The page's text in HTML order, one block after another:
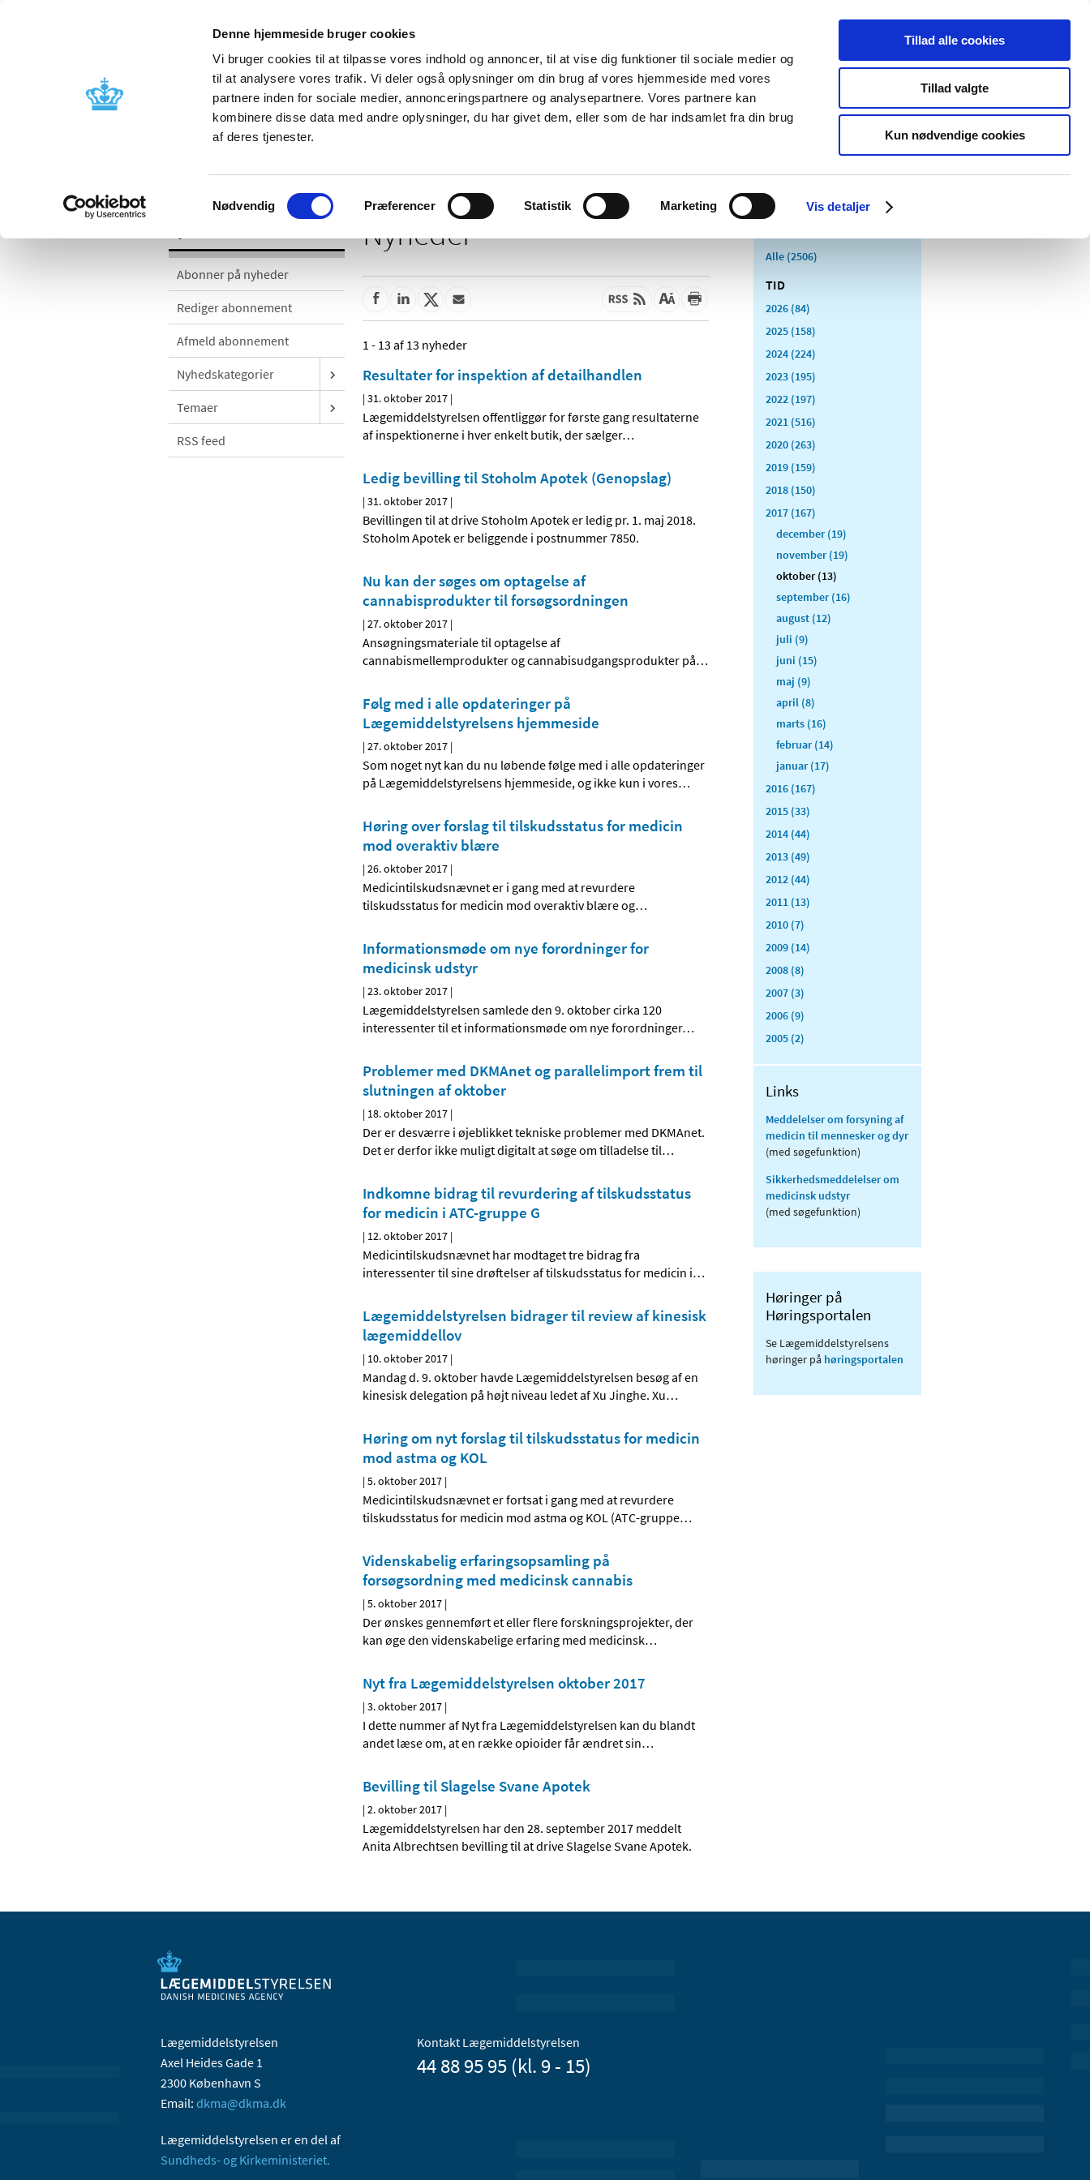
Denne hjemmeside bruger cookies
Vi bruger cookies til at tilpasse vores indhold og annoncer, til at vise dig funktioner til sociale medier og
til at analysere vores trafik. Vi deler også oplysninger om din brug af vores hjemmeside med vores
partnere inden for sociale medier, annonceringspartnere og analysepartnere. Vores partnere kan
kombinere disse data med andre oplysninger, du har givet dem, eller som de har indsamlet fra din brug
af deres tjenester.
Samtykkevalg
Nødvendig Præferencer Statistik Marketing Vis detaljer
Tillad alle cookies
Tillad valgte
Kun nødvendige cookies
Nyheder Om os Kontakt Udgivelser
Godkendelse og
Bivirkninger og
produktinformation
Tilskud og
Apoteker og salg af
Medicinsk
Særlige
produktområder
Abonner på nyheder
Rediger abonnement
Afmeld abonnement
Nyhedskategorier
Temaer
RSS feed
Nyheder
1 - 13 af 13 nyheder
Resultater for inspektion af detailhandlen
|31. oktober 2017 |
Lægemiddelstyrelsen offentliggør for første gang resultaterne
af inspektionerne i hver enkelt butik, der sælger…
Ledig bevilling til Stoholm Apotek (Genopslag)
|31. oktober 2017 |
Bevillingen til at drive Stoholm Apotek er ledig pr. 1. maj 2018.
Stoholm Apotek er beliggende i postnummer 7850.
Nu kan der søges om optagelse af
cannabisprodukter til forsøgsordningen
|27. oktober 2017 |
Ansøgningsmateriale til optagelse af
cannabismellemprodukter og cannabisudgangsprodukter på…
Følg med i alle opdateringer på
Lægemiddelstyrelsens hjemmeside
|27. oktober 2017 |
Som noget nyt kan du nu løbende følge med i alle opdateringer
på Lægemiddelstyrelsens hjemmeside, og ikke kun i vores…
Høring over forslag til tilskudsstatus for medicin
mod overaktiv blære
|26. oktober 2017 |
Medicintilskudsnævnet er i gang med at revurdere
tilskudsstatus for medicin mod overaktiv blære og…
Informationsmøde om nye forordninger for
medicinsk udstyr
|23. oktober 2017 |
Lægemiddelstyrelsen samlede den 9. oktober cirka 120
interessenter til et informationsmøde om nye forordninger…
Problemer med DKMAnet og parallelimport frem til
slutningen af oktober
| 18. oktober 2017 |
Der er desværre i øjeblikket tekniske problemer med DKMAnet.
Det er derfor ikke muligt digitalt at søge om tilladelse til…
Indkomne bidrag til revurdering af tilskudsstatus
for medicin i ATC-gruppe G
| 12. oktober 2017 |
Medicintilskudsnævnet har modtaget tre bidrag fra
interessenter til sine drøftelser af tilskudsstatus for medicin i…
Lægemiddelstyrelsen bidrager til review af kinesisk
lægemiddellov
| 10. oktober 2017 |
Mandag d. 9. oktober havde Lægemiddelstyrelsen besøg af en
kinesisk delegation på højt niveau ledet af Xu Jinghe. Xu…
Høring om nyt forslag til tilskudsstatus for medicin
mod astma og KOL
|5. oktober 2017 |
Medicintilskudsnævnet er fortsat i gang med at revurdere
tilskudsstatus for medicin mod astma og KOL (ATC-gruppe…
Videnskabelig erfaringsopsamling på
forsøgsordning med medicinsk cannabis
|5. oktober 2017 |
Der ønskes gennemført et eller flere forskningsprojekter, der
kan øge den videnskabelige erfaring med medicinsk…
Nyt fra Lægemiddelstyrelsen oktober 2017
|3. oktober 2017 |
I dette nummer af Nyt fra Lægemiddelstyrelsen kan du blandt
andet læse om, at en række opioider får ændret sin…
Bevilling til Slagelse Svane Apotek
|2. oktober 2017 |
Lægemiddelstyrelsen har den 28. september 2017 meddelt
Anita Albrechtsen bevilling til at drive Slagelse Svane Apotek.
Alle (2506)
TID
2026 (84)
2025 (158)
2024 (224)
2023 (195)
2022 (197)
2021 (516)
2020 (263)
2019 (159)
2018 (150)
2017 (167)
december (19)
november (19)
oktober (13)
september (16)
august (12)
juli (9)
juni (15)
maj (9)
april (8)
marts (16)
februar (14)
januar (17)
2016 (167)
2015 (33)
2014 (44)
2013 (49)
2012 (44)
2011 (13)
2010 (7)
2009 (14)
2008 (8)
2007 (3)
2006 (9)
2005 (2)
Links
Meddelelser om forsyning af
medicin til mennesker og dyr
(med søgefunktion)
Sikkerhedsmeddelelser om
medicinsk udstyr
(med søgefunktion)
Høringer på
Høringsportalen
Se Lægemiddelstyrelsens
høringer på høringsportalen
Lægemiddelstyrelsen
Axel Heides Gade 1
2300 København S
Email: dkma@dkma.dk
Lægemiddelstyrelsen er en del af
Sundheds- og Kirkeministeriet.
Kontakt Lægemiddelstyrelsen
44 88 95 95 (kl. 9 - 15)